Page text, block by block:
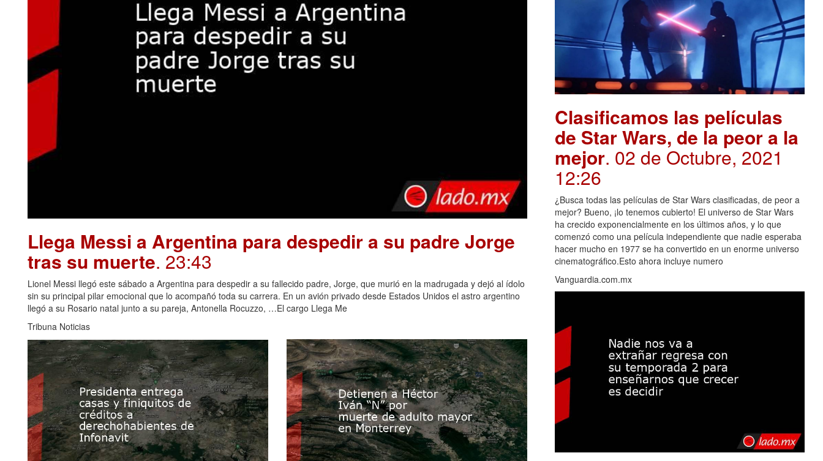
Llega Messi a Argentina para despedir a su padre Jorge
tras su muerte. 23:43
Lionel Messi llegó este sábado a Argentina para despedir a su fallecido padre, Jorge, que murió en la madrugada y dejó al ídolo
sin su principal pilar emocional que lo acompañó toda su carrera. En un avión privado desde Estados Unidos el astro argentino
llegó a su Rosario natal junto a su pareja, Antonella Rocuzzo, …El cargo Llega Me
Tribuna Noticias
Clasificamos las películas
de Star Wars, de la peor a la
mejor. 02 de Octubre, 2021
12:26
¿Busca todas las películas de Star Wars clasificadas, de peor a
mejor? Bueno, ¡lo tenemos cubierto! El universo de Star Wars
ha crecido exponencialmente en los últimos años, y lo que
comenzó como una película independiente que nadie esperaba
hacer mucho en 1977 se ha convertido en un enorme universo
cinematográfico.Esto ahora incluye numero
Vanguardia.com.mx